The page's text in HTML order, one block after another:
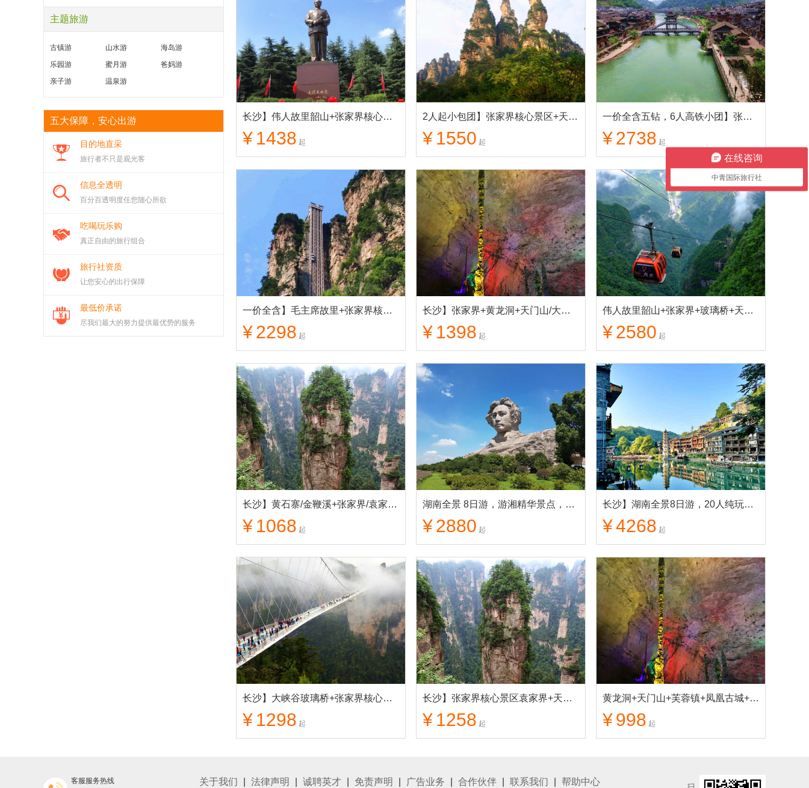
主题旅游
古镇游 山水游
海岛游
乐园游
蜜月游
爸妈游
亲子游
温泉游
五大保障，安心出游
目的地直采
旅行者不只是观光客
信息全透明
百分百透明度任您随心所欲
吃喝玩乐购
真正自由的旅行组合
旅行社资质
让您安心的出行保障
最低价承诺
尽我们最大的努力提供最优势的服务
长沙】伟人故里韶山+张家界核心景区+天门山+凤凰古城 5日游
¥ 1438 起
2人起小包团】张家界核心景区+天门山 纯玩3日游，0购物
¥ 1550 起
一价全含五钻，6人高铁小团】张家界深度游+天门山+凤凰古城 纯玩5日游
¥2738 起
一价全含】毛主席故里+张家界核心景区+天门山+芙蓉镇+凤凰古城 纯玩7日游
¥2298 起
长沙】张家界+黄龙洞+天门山/大索道+芙蓉镇+凤凰古城 纯玩4日游
¥ 1398 起
伟人故里韶山+张家界+玻璃桥+天门山+凤凰古城 纯玩7日游
¥2580 起
长沙】黄石寨/金鞭溪+张家界/袁家界/天子山+天门山 品质3日游
¥ 1068 起
湖南全景 8日游，游湘精华景点，不留遗憾
¥2880 起
长沙】湖南全景8日游，20人纯玩小团，张家界/天门山/湘西/韶山/衡山/岳阳楼/橘子洲等精华景点
¥4268 起
长沙】大峡谷玻璃桥+张家界核心景区+天门山+凤凰古城+芙蓉镇 纯玩4日游
¥ 1298 起
长沙】张家界核心景区袁家界+天子山+天门山景区+凤凰古城 纯玩3日游
¥ 1258 起
黄龙洞+天门山+芙蓉镇+凤凰古城+土司城 纯玩3日游
¥998 起
客服服务热线 关于我们 法律声明 诚聘英才 免责声明 广告业务 合作伙伴 联系我们 帮助中心
在线咨询
中青国际旅行社